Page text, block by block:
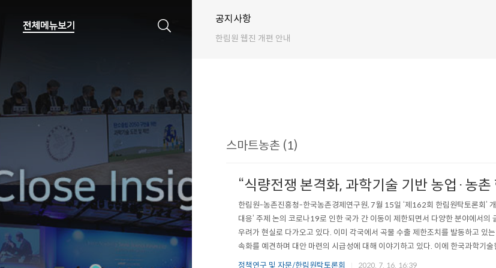
공지사항
한림원 웹진 개편 안내
스마트농촌 (1)
“식량전쟁 본격화, 과학기술 기반 농업·농촌
한림원-농촌진흥청-한국농촌경제연구원, 7월 15일 ‘제162회 한림원탁토론회’
대응’ 주제 논의 코로나19로 인한 국가 간 이동이 제한되면서 다양한 분야에서의
우려가 현실로 다가오고 있다. 이미 각국에서 곡물 수출 제한조치를 발동하고 있
속화를 예견하며 대안 마련의 시급성에 대해 이야기하고 있다. 이에 한국과학기
규), 한국농촌경제연구원(원장 김홍상)은 ‘포스트 코로나 시대, 농·식품 산업의 변
정책연구 및 자문/한림원탁토론회 2020. 7. 16. 16:39